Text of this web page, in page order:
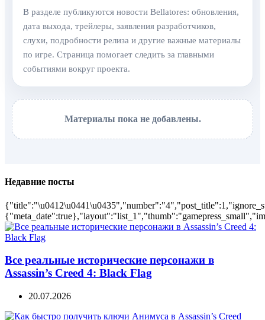
В разделе публикуются новости Bellatores: обновления,
дата выхода, трейлеры, заявления разработчиков,
слухи, подробности релиза и другие важные материалы
по игре. Страница помогает следить за главными
событиями вокруг проекта.
Материалы пока не добавлены.
Недавние посты
Все реальные исторические персонажи в
Assassin’s Creed 4: Black Flag
20.07.2026